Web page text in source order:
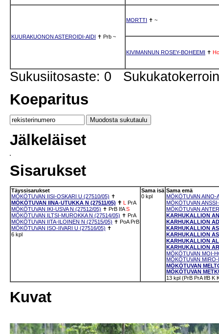
KUURAKUONON ASTEROIDI-AIDI ✝ Prb ~
MORTTI ✝ ~
KIVIMANNUN ROSEY-BOHEEMI ✝ Hc
Sukusiitosaste: 0
Koeparitus
Jälkeläiset
Sisarukset
Täyssisarukset
MÖKÖTUVAN IISI-OSKARI U (27510/05) ✝
MÖKÖTUVAN IINA-UTUKKA N (27511/05) ✝ L PrA
MÖKÖTUVAN IKI-USVA N (27512/05) ✝ PrB IfA S
MÖKÖTUVAN ILTSI-MUROKKA N (27514/05) ✝ PrA
MÖKÖTUVAN IITA-ILOINEN N (27515/05) ✝ PoA PrB
MÖKÖTUVAN ISO-IIVARI U (27516/05) ✝
6 kpl
Sama isä
0 kpl
Sama emä
MÖKÖTUVAN AINO-
MÖKÖTUVAN
MÖKÖTUVAN
KARHUKALLION
KARHUKALLION
KARHUKALLION
KARHUKALLION
KARHUKALLION
KARHUKALLION
MÖKÖTUVAN MOI-
MÖKÖTUVAN
MÖKÖTUVAN
MÖKÖTUVAN
13 kpl (PrB PrA IfB K
Kuvat